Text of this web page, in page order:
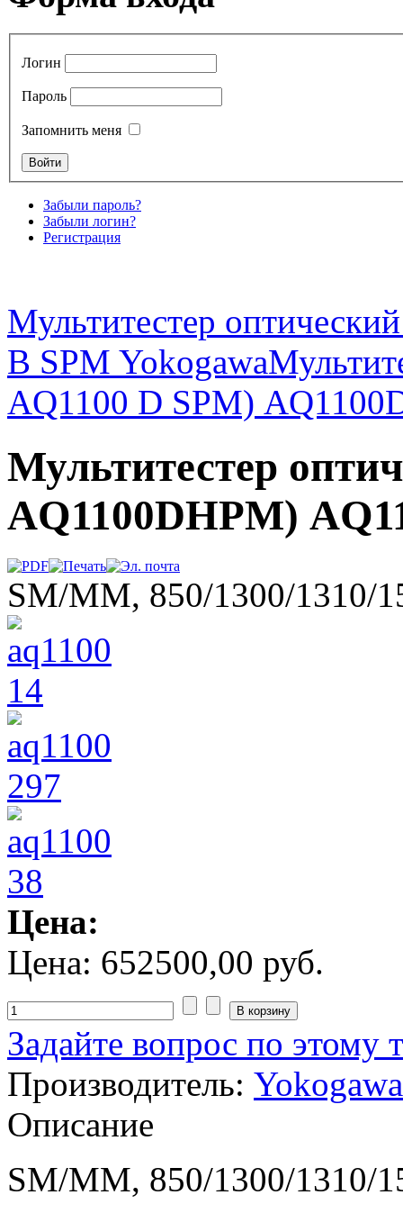
Логин
Пароль
Запомнить меня
Забыли пароль?
Забыли логин?
Регистрация
Мультитестер
B SPM Yokogawa
AQ1100 D SPM)
Мультитестер
AQ1100DHPM)
SM/MM, 850/1300/1310/
Цена:
Цена: 652500,00 руб.
Задайте вопрос по этому
Производитель: Yokogawa
Описание
SM/MM, 850/1300/1310/